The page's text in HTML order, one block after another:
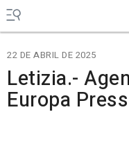
22 DE ABRIL DE 2025
Letizia.-
Europa